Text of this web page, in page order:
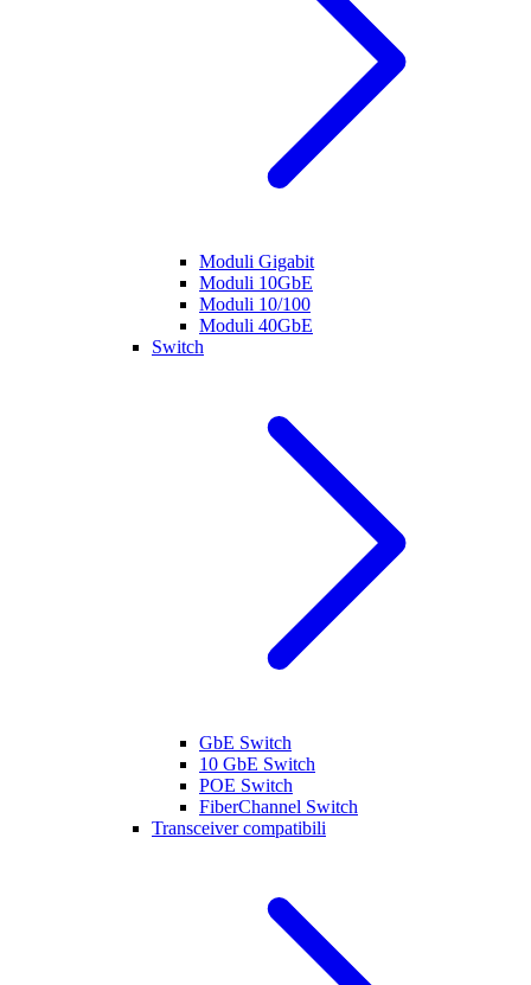
Moduli Gigabit
Moduli 10GbE
Moduli 10/100
Moduli 40GbE
Switch
GbE Switch
10 GbE Switch
POE Switch
FiberChannel Switch
Transceiver compatibili